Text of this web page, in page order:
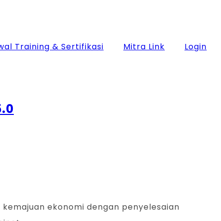
Training & Sertifikasi Mitra Link
Login
ekonomi dengan penyelesaian